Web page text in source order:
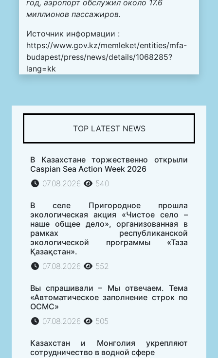
год, аэропорт обслужил около 17.6
миллионов пассажиров.
Источник информации :
https://www.gov.kz/memleket/entities/mfa-
budapest/press/news/details/1068285?
lang=kk
TOP LATEST NEWS
В Казахстане торжественно открыли
Caspian Sea Action Week 2026
07.08.2026
540
В селе Пригородное прошла
экологическая акция «Чистое село –
наше общее дело», организованная в
рамках республиканской
экологической программы «Таза
Қазақстан».
07.08.2026
552
Вы спрашивали – Мы отвечаем. Тема
«Автоматическое заполнение строк по
ОСМС»
07.08.2026
505
Казахстан и Монголия укрепляют
сотрудничество в водной сфере